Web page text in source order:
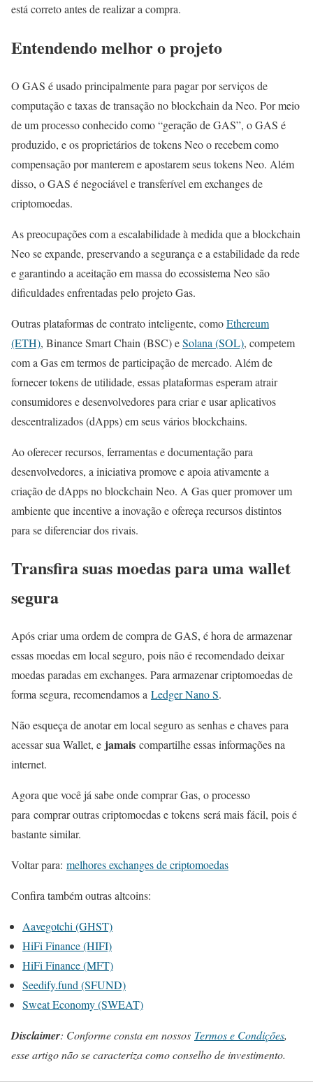
está correto antes de realizar a compra.
Entendendo melhor o projeto
O GAS é usado principalmente para pagar por serviços de
computação e taxas de transação no blockchain da Neo. Por meio
de um processo conhecido como “geração de GAS”, o GAS é
produzido, e os proprietários de tokens Neo o recebem como
compensação por manterem e apostarem seus tokens Neo. Além
disso, o GAS é negociável e transferível em exchanges de
criptomoedas.
As preocupações com a escalabilidade à medida que a blockchain
Neo se expande, preservando a segurança e a estabilidade da rede
e garantindo a aceitação em massa do ecossistema Neo são
dificuldades enfrentadas pelo projeto Gas.
Outras plataformas de contrato inteligente, comoEthereum
(ETH), Binance Smart Chain (BSC) eSolana (SOL), competem
com a Gas em termos de participação de mercado. Além de
fornecer tokens de utilidade, essas plataformas esperam atrair
consumidores e desenvolvedores para criar e usar aplicativos
descentralizados (dApps) em seus vários blockchains.
Ao oferecer recursos, ferramentas e documentação para
desenvolvedores, a iniciativa promove e apoia ativamente a
criação de dApps no blockchain Neo. A Gas quer promover um
ambiente que incentive a inovação e ofereça recursos distintos
para se diferenciar dos rivais.
Transfira suas moedas para uma wallet
segura
Após criar uma ordem de compra de GAS, é hora de armazenar
essas moedas em local seguro, pois não é recomendado deixar
moedas paradas em exchanges. Para armazenar criptomoedas de
forma segura, recomendamos a Ledger Nano S.
Não esqueça de anotar em local seguro as senhas e chaves para
acessar sua Wallet, e jamais compartilhe essas informações na
internet.
Agora que você já sabe onde comprar Gas, o processo
para comprar outras criptomoedas e tokens será mais fácil, pois é
bastante similar.
Voltar para: melhores exchanges de criptomoedas
Confira também outras altcoins:
Aavegotchi (GHST)
HiFi Finance (HIFI)
HiFi Finance (MFT)
Seedify.fund (SFUND)
Sweat Economy (SWEAT)
Disclaimer: Conforme consta em nossos Termos e Condições,
esse artigo não se caracteriza como conselho de investimento.